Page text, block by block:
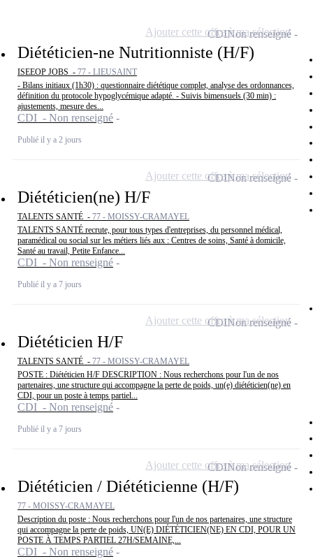
Diététicien-ne Nutritionniste (H/F)
ISEEOP JOBS - 77 - LIEUSAINT
- Bilans initiaux (1h30) : questionnaire diététique complet, analyse des ordonnances,
définition du protocole hypoglycémique adapté. - Suivis bimensuels (30 min) :
ajustements, mesure des...
CDI - Non renseigné
Publié il y a 2 jours
CDINon renseigné
Ajouter cette offre à ma sélection
Diététicien(ne) H/F
TALENTS SANTÉ - 77 - MOISSY-CRAMAYEL
TALENTS SANTÉ recrute, pour tous types d'entreprises, du personnel médical,
paramédical ou social sur les métiers liés aux : Centres de soins, Santé à domicile,
Santé au travail, Petite Enfance...
CDI - Non renseigné
Publié il y a 7 jours
CDINon renseigné
Ajouter cette offre à ma sélection
Diététicien H/F
TALENTS SANTÉ - 77 - MOISSY-CRAMAYEL
POSTE : Diététicien H/F DESCRIPTION : Nous recherchons pour l'un de nos
partenaires, une structure qui accompagne la perte de poids, un(e) diététicien(ne) en
CDI, pour un poste à temps partiel...
CDI - Non renseigné
Publié il y a 7 jours
CDINon renseigné
Ajouter cette offre à ma sélection
Diététicien / Diététicienne (H/F)
77 - MOISSY-CRAMAYEL
Description du poste : Nous recherchons pour l'un de nos partenaires, une structure
qui accompagne la perte de poids, UN(E) DIÉTÉTICIEN(NE) EN CDI, POUR UN
POSTE À TEMPS PARTIEL 27H/SEMAINE,...
CDI - Non renseigné
CDINon renseigné
Ajouter cette offre à ma sélection